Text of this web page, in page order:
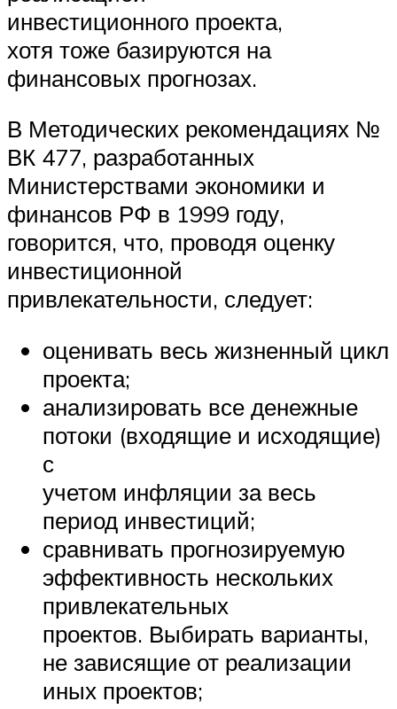
инвестиционного проекта,
хотя тоже базируются на
финансовых прогнозах.
В Методических рекомендациях №
ВК 477, разработанных
Министерствами экономики и
финансов РФ в 1999 году,
говорится, что, проводя оценку
инвестиционной
привлекательности, следует:
оценивать весь жизненный цикл
проекта;
анализировать все денежные
потоки (входящие и исходящие)
с
учетом инфляции за весь
период инвестиций;
сравнивать прогнозируемую
эффективность нескольких
привлекательных
проектов. Выбирать варианты,
не зависящие от реализации
иных проектов;